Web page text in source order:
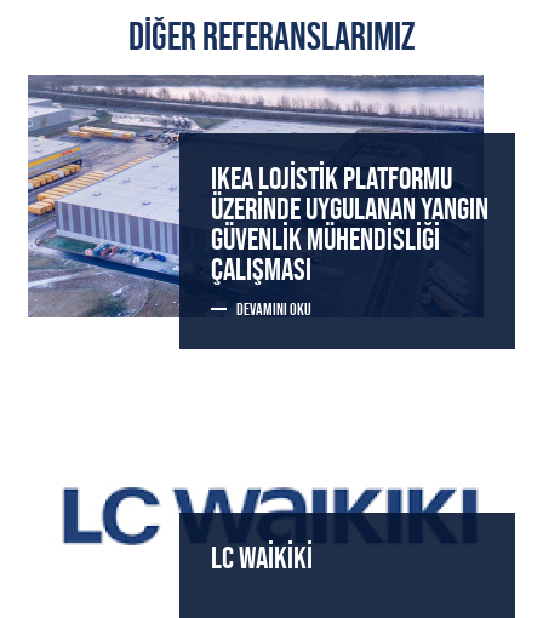
DIĞER REFERANSLARIMIZ
IKEA LOJISTIK PLATFORMU
ÜZERINDE UYGULANAN YANGIN
GÜVENLIK MÜHENDISLIĞI
ÇALIŞMASI
DEVAMINI OKU
LC WAIKIKI